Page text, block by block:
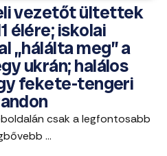
vezetőt ültettek
élére; iskolai
„hálálta meg” a
ukrán; halálos
fekete-tengeri
csak a legfontosabb
...